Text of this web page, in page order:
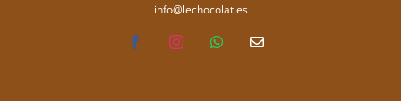
info@lechocolat.es
FacebookInstagramWhatsAppCorreo